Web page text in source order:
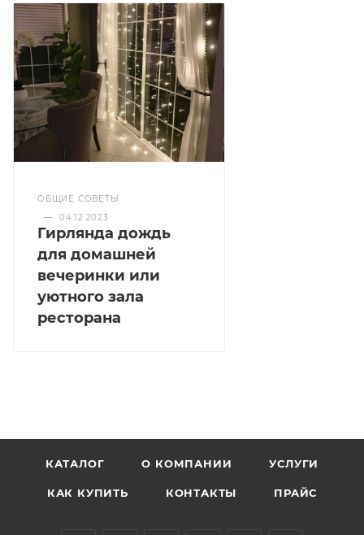
ОБЩИЕ СОВЕТЫ
—
04.12.2023
Гирлянда дождь
для домашней
вечеринки или
уютного зала
ресторана
КАТАЛОГ О КОМПАНИИ УСЛУГИ
КАК КУПИТЬ КОНТАКТЫ ПРАЙС